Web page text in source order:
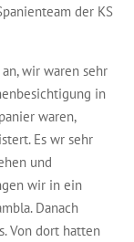
der KS
wir waren sehr
in
waren,
Es wr sehr
und
wir in ein
Danach
Von dort hatten